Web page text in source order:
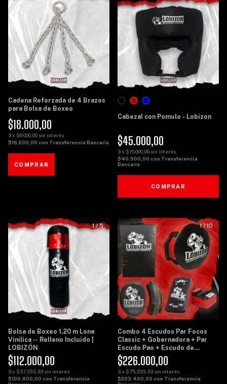
Cadena Reforzada de 4 Brazos
para Bolsa de Boxeo
$18.000,00
3x $6.000,00 sin interés
$16.200,00 con Transferencia Bancaria
Cabezal con Pomulo - Lobizon
$45.000,00
3x $15.000,00 sin interés
$40.500,00 con Transferencia
Bancaria
COMPRAR
1/5
Bolsa de Boxeo 1,20 m Lona
Vinílica -- Relleno Incluido |
LOBIZÓN
$112.000,00
3x $37.333,33 sin interés
$100.800,00 con Transferencia
1/10
Combo 4 Escudos Par Focos
Classic + Gobernadora + Par
Escudo Pao + Escudo de
Potencia Grande - Lobizon
$226.000,00
3x $75.333,33 sin interés
$203.400,00 con Transferencia